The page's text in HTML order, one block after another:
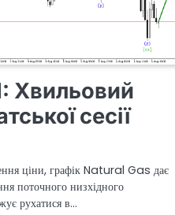
Хвильовий
сесії
ціни, графік Natural Gas дає
поточного низхідного
рухатися в…